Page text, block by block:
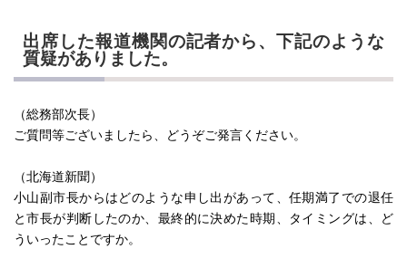
出席した報道機関の記者から、下記のような
質疑がありました。
（総務部次長）
ご質問等ございましたら、どうぞご発言ください。
（北海道新聞）
小山副市長からはどのような申し出があって、任期満了での退任
と市長が判断したのか、最終的に決めた時期、タイミングは、ど
ういったことですか。